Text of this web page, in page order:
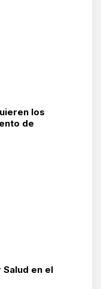
los
de
en el